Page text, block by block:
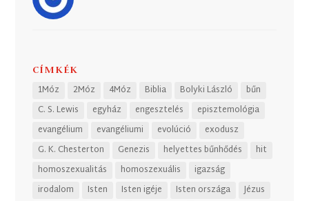
CÍMKÉK
1Móz 2Móz 4Móz Biblia Bolyki László
bűn
C. S. Lewis
egyház engesztelés
episztemológia
evangélium
evangéliumi evolúció
exodusz
G. K. Chesterton
Genezis helyettes bűnhődés
hit
homoszexualitás
homoszexuális
igazság
irodalom
Isten Isten igéje Isten országa
Jézus